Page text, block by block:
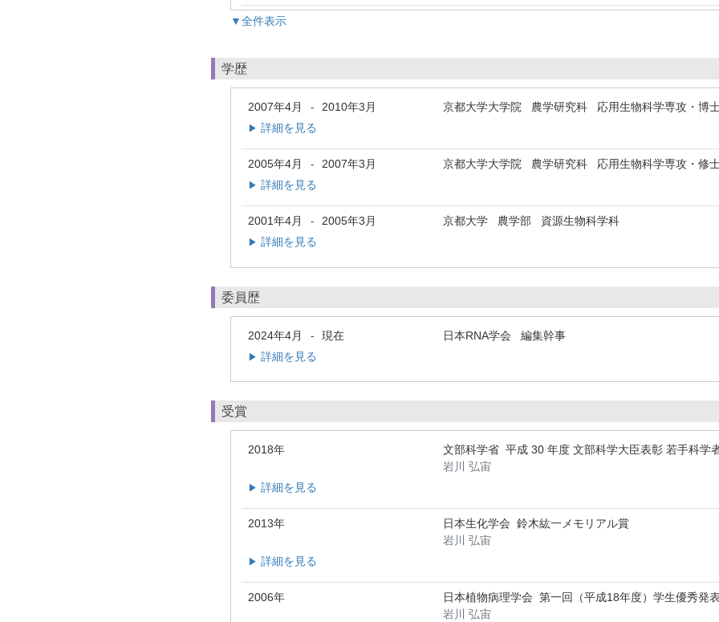
▼全件表示
学歴
2007年4月 - 2010年3月 京都大学大学院 農学研究科 応用生物科学専攻・博
▶ 詳細を見る
2005年4月 - 2007年3月 京都大学大学院 農学研究科 応用生物科学専攻・修
▶ 詳細を見る
2001年4月 - 2005年3月 京都大学 農学部 資源生物科学科
▶ 詳細を見る
委員歴
2024年4月 - 現在 日本RNA学会 編集幹事
▶ 詳細を見る
受賞
2018年
文部科学省 平成 30 年度 文部科学大臣表彰 若手科学
岩川 弘宙
▶ 詳細を見る
2013年
日本生化学会 鈴木紘一メモリアル賞
岩川 弘宙
▶ 詳細を見る
2006年
日本植物病理学会 第一回（平成18年度）学生優秀発
岩川 弘宙